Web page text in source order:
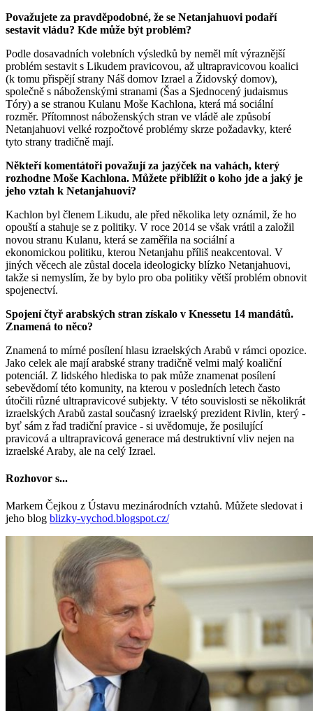
Považujete za pravděpodobné, že se Netanjahuovi podaří
sestavit vládu? Kde může být problém?
Podle dosavadních volebních výsledků by neměl mít výraznější
problém sestavit s Likudem pravicovou, až ultrapravicovou koalici
(k tomu přispějí strany Náš domov Izrael a Židovský domov),
společně s náboženskými stranami (Šas a Sjednocený judaismus
Tóry) a se stranou Kulanu Moše Kachlona, která má sociální
rozměr. Přítomnost náboženských stran ve vládě ale způsobí
Netanjahuovi velké rozpočtové problémy skrze požadavky, které
tyto strany tradičně mají.
Někteří komentátoři považují za jazýček na vahách, který
rozhodne Moše Kachlona. Můžete přiblížit o koho jde a jaký je
jeho vztah k Netanjahuovi?
Kachlon byl členem Likudu, ale před několika lety oznámil, že ho
opouští a stahuje se z politiky. V roce 2014 se však vrátil a založil
novou stranu Kulanu, která se zaměřila na sociální a
ekonomickou politiku, kterou Netanjahu příliš neakcentoval. V
jiných věcech ale zůstal docela ideologicky blízko Netanjahuovi,
takže si nemyslím, že by bylo pro oba politiky větší problém obnovit
spojenectví.
Spojení čtyř arabských stran získalo v Knessetu 14 mandátů.
Znamená to něco?
Znamená to mírné posílení hlasu izraelských Arabů v rámci opozice.
Jako celek ale mají arabské strany tradičně velmi malý koaliční
potenciál. Z lidského hlediska to pak může znamenat posílení
sebevědomí této komunity, na kterou v posledních letech často
útočili různé ultrapravicové subjekty. V této souvislosti se několikrát
izraelských Arabů zastal současný izraelský prezident Rivlin, který -
byť sám z řad tradiční pravice - si uvědomuje, že posilující
pravicová a ultrapravicová generace má destruktivní vliv nejen na
izraelské Araby, ale na celý Izrael.
Rozhovor s...
Markem Čejkou z Ústavu mezinárodních vztahů. Můžete sledovat i
jeho blog blizky-vychod.blogspot.cz/